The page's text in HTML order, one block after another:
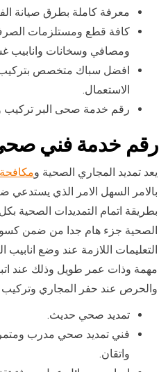
معرفة كاملة بطرق صيانة
كافة قطع ومستلزمات
ومصافي وسخانات وانابيب
افضل سباك متخصص بتركيب
الاستعمال.
رقم خدمة صحى البر تركيب
رقم خدمة فني صحي
يعد تمديد المجاري الصحية و
بالامر السهل الامر الذي يستدعي
بطريقة اتمام التمديدات الصحية
الصحية جزء هام جدا من ضمن كسوة
التعليمات اللازمة عند وضع
مهمة وذات عمر طويل وذلك عند
والحرص عند حفر المجاري وتركيب
تمديد صحي حديث.
فني تمديد صحي مدرب
واتقان.